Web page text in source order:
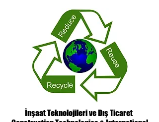
İnşaat Teknolojileri ve Dış Ticaret